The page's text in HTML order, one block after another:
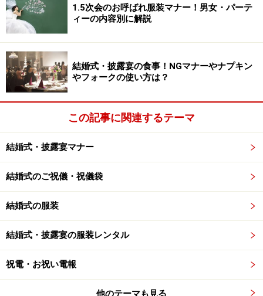
1.5次会のお呼ばれ服装マナー！男女・パーテ
ィーの内容別に解説
結婚式・披露宴の食事！NGマナーやナプキン
やフォークの使い方は？
この記事に関連するテーマ
結婚式・披露宴マナー
結婚式のご祝儀・祝儀袋
結婚式の服装
結婚式・披露宴の服装レンタル
祝電・お祝い電報
他のテーマも見る